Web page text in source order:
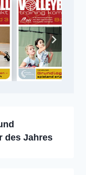
des Jahres